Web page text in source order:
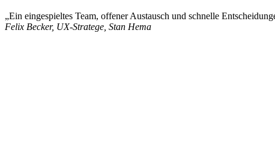
„Ein eingespieltes Team, offener Austausch und schnelle
Felix Becker, UX-Stratege, Stan Hema